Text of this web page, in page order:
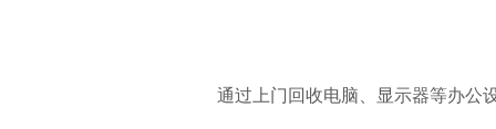
通过上门回收电脑、显示器等办公